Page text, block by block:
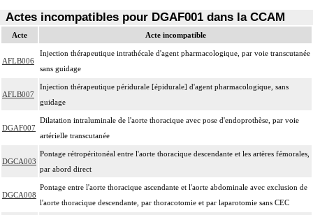
Actes incompatibles pour DGAF001 dans la CCAM
Acte Acte incompatible
AFLB006
Injection thérapeutique intrathécale d'agent pharmacologique, par voie transcutanée
sans guidage
AFLB007
Injection thérapeutique péridurale [épidurale] d'agent pharmacologique, sans
guidage
DGAF007
Dilatation intraluminale de l'aorte thoracique avec pose d'endoprothèse, par voie
artérielle transcutanée
DGCA003
Pontage rétropéritonéal entre l'aorte thoracique descendante et les artères fémorales,
par abord direct
DGCA008
Pontage entre l'aorte thoracique ascendante et l'aorte abdominale avec exclusion de
l'aorte thoracique descendante, par thoracotomie et par laparotomie sans CEC